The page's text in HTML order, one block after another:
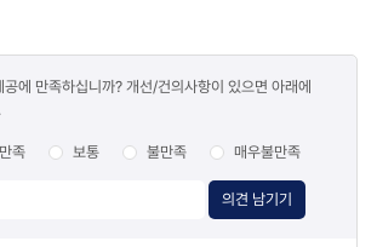
에 만족하십니까? 개선/건의사항이 있으면 아래에
만족 보통 불만족 매우불만족
의견 남기기